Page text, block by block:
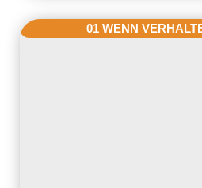
01 WENN